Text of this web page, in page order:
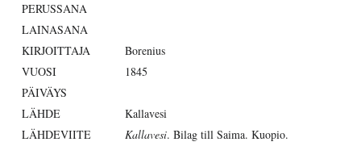
PERUSSANA
LAINASANA
KIRJOITTAJA
Borenius
VUOSI
1845
PÄIVÄYS
LÄHDE
Kallavesi
LÄHDEVIITE
Kallavesi. Bilag till Saima. Kuopio.